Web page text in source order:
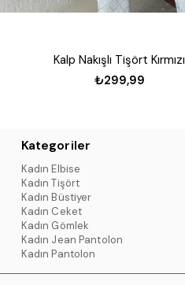
Kalp Nakışlı Tişört Kırmızı
₺299,99
Kategoriler
Kadın Elbise
Kadın Tişört
Kadın Büstiyer
Kadın Ceket
Kadın Gömlek
Kadın Jean Pantolon
Kadın Pantolon